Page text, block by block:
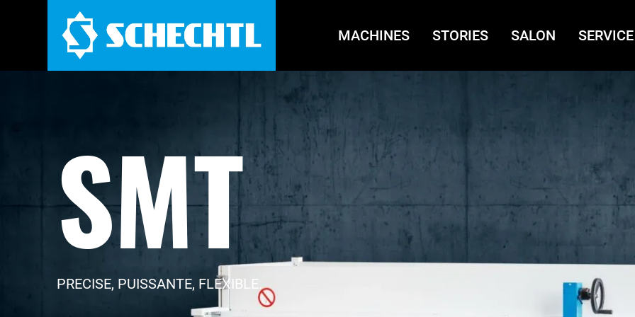
MACHINES STORIES SALON SERVICE
SMT
PRECISE, PUISSANTE, FLEXIBLE.